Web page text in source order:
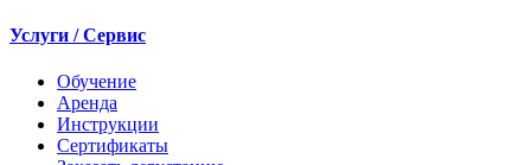
Услуги / Сервис
Обучение
Аренда
Инструкции
Сертификаты